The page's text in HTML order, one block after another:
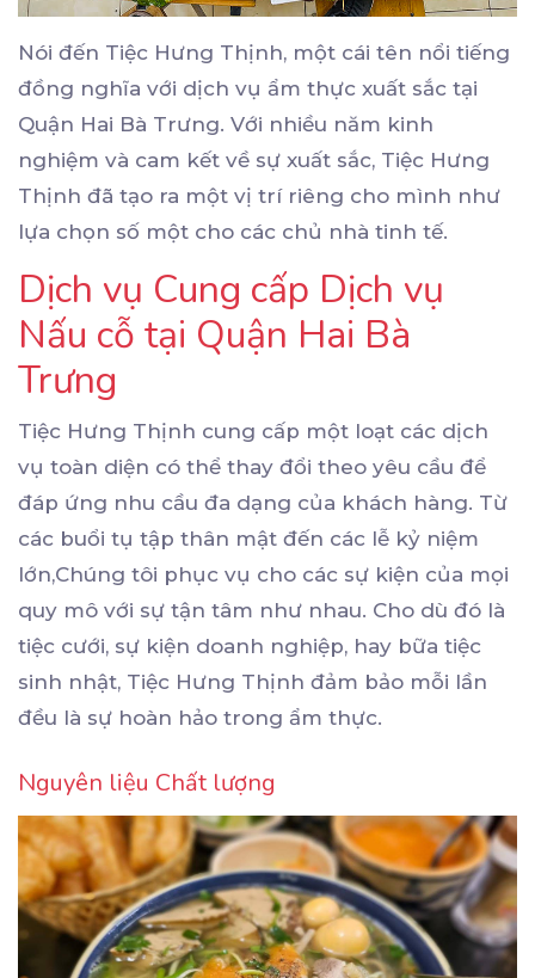
Nói đến Tiệc Hưng Thịnh, một cái tên nổi tiếng
đồng nghĩa với dịch vụ ẩm thực xuất sắc tại
Quận Hai Bà Trưng. Với nhiều năm kinh
nghiệm và cam kết về sự xuất sắc, Tiệc Hưng
Thịnh đã tạo ra một vị trí riêng cho mình như
lựa chọn số một cho các chủ nhà tinh tế.
Dịch vụ Cung cấp Dịch vụ
Nấu cỗ tại Quận Hai Bà
Trưng
Tiệc Hưng Thịnh cung cấp một loạt các dịch
vụ toàn diện có thể thay đổi theo yêu cầu để
đáp ứng nhu cầu đa dạng của khách hàng. Từ
các buổi tụ tập thân mật đến các lễ kỷ niệm
lớn,Chúng tôi phục vụ cho các sự kiện của mọi
quy mô với sự tận tâm như nhau. Cho dù đó là
tiệc cưới, sự kiện doanh nghiệp, hay bữa tiệc
sinh nhật, Tiệc Hưng Thịnh đảm bảo mỗi lần
đều là sự hoàn hảo trong ẩm thực.
Nguyên liệu Chất lượng